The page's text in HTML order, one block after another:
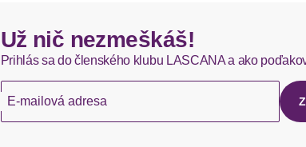
Okamžite dostupné položky sú zvyčajne doručené
Ak chýba návratový štítok, môžete si kedykoľvek
Už nič nezmeškáš!
Prihlás sa do členského klubu LASCANA a ako
E-mailová adresa